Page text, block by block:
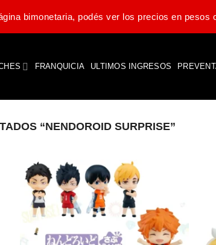
bimonetaria, podés ver los precios en pesos
FRANQUICIA ULTIMOS INGRESOS
“NENDOROID SURPRISE”